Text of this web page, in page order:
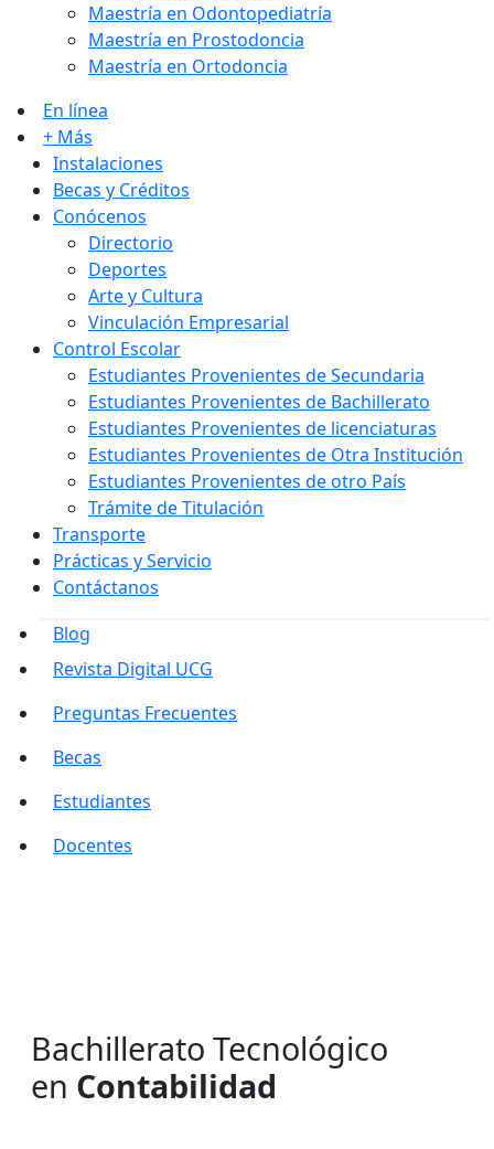
Maestría en Odontopediatría
Maestría en Prostodoncia
Maestría en Ortodoncia
En línea
+ Más
Instalaciones
Becas y Créditos
Conócenos
Directorio
Deportes
Arte y Cultura
Vinculación Empresarial
Control Escolar
Estudiantes Provenientes de Secundaria
Estudiantes Provenientes de Bachillerato
Estudiantes Provenientes de licenciaturas
Estudiantes Provenientes de Otra Institución
Estudiantes Provenientes de otro País
Trámite de Titulación
Transporte
Prácticas y Servicio
Contáctanos
Blog
Revista Digital UCG
Preguntas Frecuentes
Becas
Estudiantes
Docentes
Bachillerato Tecnológico
en Contabilidad